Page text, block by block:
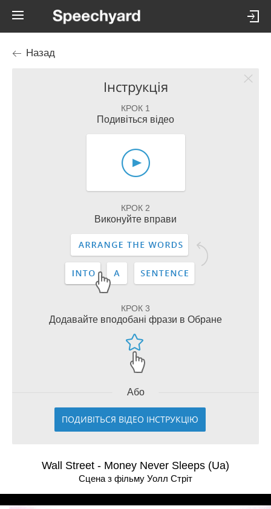
Назад
Інструкція
КРОК 1
Подивіться відео
КРОК 2
Виконуйте вправи
КРОК 3
Додавайте вподобані фрази в Обране
Або
ПОДИВІТЬСЯ ВІДЕО ІНСТРУКЦІЮ
Wall Street - Money Never Sleeps (Ua)
Сцена з фільму Уолл Стріт